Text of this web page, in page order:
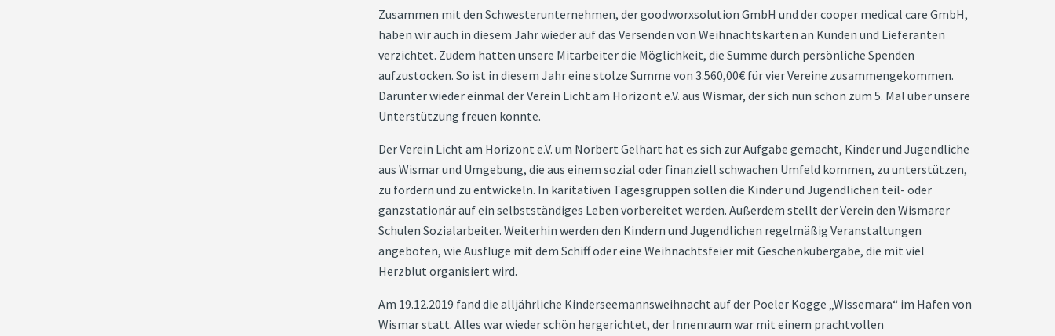
Zusammen mit den Schwesterunternehmen, der goodworxsolution GmbH und der cooper medical care GmbH,
haben wir auch in diesem Jahr wieder auf das Versenden von Weihnachtskarten an Kunden und Lieferanten
verzichtet. Zudem hatten unsere Mitarbeiter die Möglichkeit, die Summe durch persönliche Spenden
aufzustocken. So ist in diesem Jahr eine stolze Summe von 3.560,00€ für vier Vereine zusammengekommen.
Darunter wieder einmal der Verein Licht am Horizont e.V. aus Wismar, der sich nun schon zum 5. Mal über unsere
Unterstützung freuen konnte.
Der Verein Licht am Horizont e.V. um Norbert Gelhart hat es sich zur Aufgabe gemacht, Kinder und Jugendliche
aus Wismar und Umgebung, die aus einem sozial oder finanziell schwachen Umfeld kommen, zu unterstützen,
zu fördern und zu entwickeln. In karitativen Tagesgruppen sollen die Kinder und Jugendlichen teil- oder
ganzstationär auf ein selbstständiges Leben vorbereitet werden. Außerdem stellt der Verein den Wismarer
Schulen Sozialarbeiter. Weiterhin werden den Kindern und Jugendlichen regelmäßig Veranstaltungen
angeboten, wie Ausflüge mit dem Schiff oder eine Weihnachtsfeier mit Geschenkübergabe, die mit viel
Herzblut organisiert wird.
Am 19.12.2019 fand die alljährliche Kinderseemannsweihnacht auf der Poeler Kogge „Wissemara“ im Hafen von
Wismar statt. Alles war wieder schön hergerichtet, der Innenraum war mit einem prachtvollen